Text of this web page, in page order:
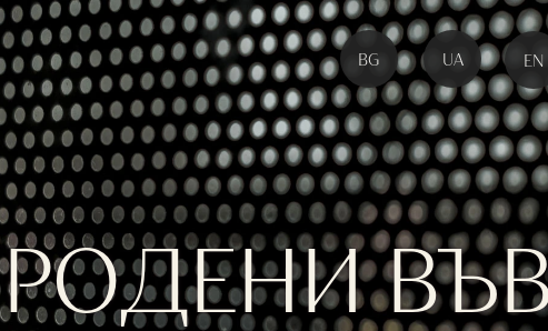
BG UA EN
РОДЕНИ